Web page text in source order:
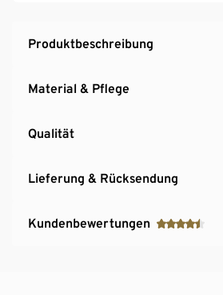
Produktbeschreibung
Material & Pflege
Qualität
Lieferung & Rücksendung
Kundenbewertungen